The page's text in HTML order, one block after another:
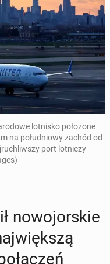
lotnisko położone
na południowy zachód od
port lotniczy
no­wo­jor­skie